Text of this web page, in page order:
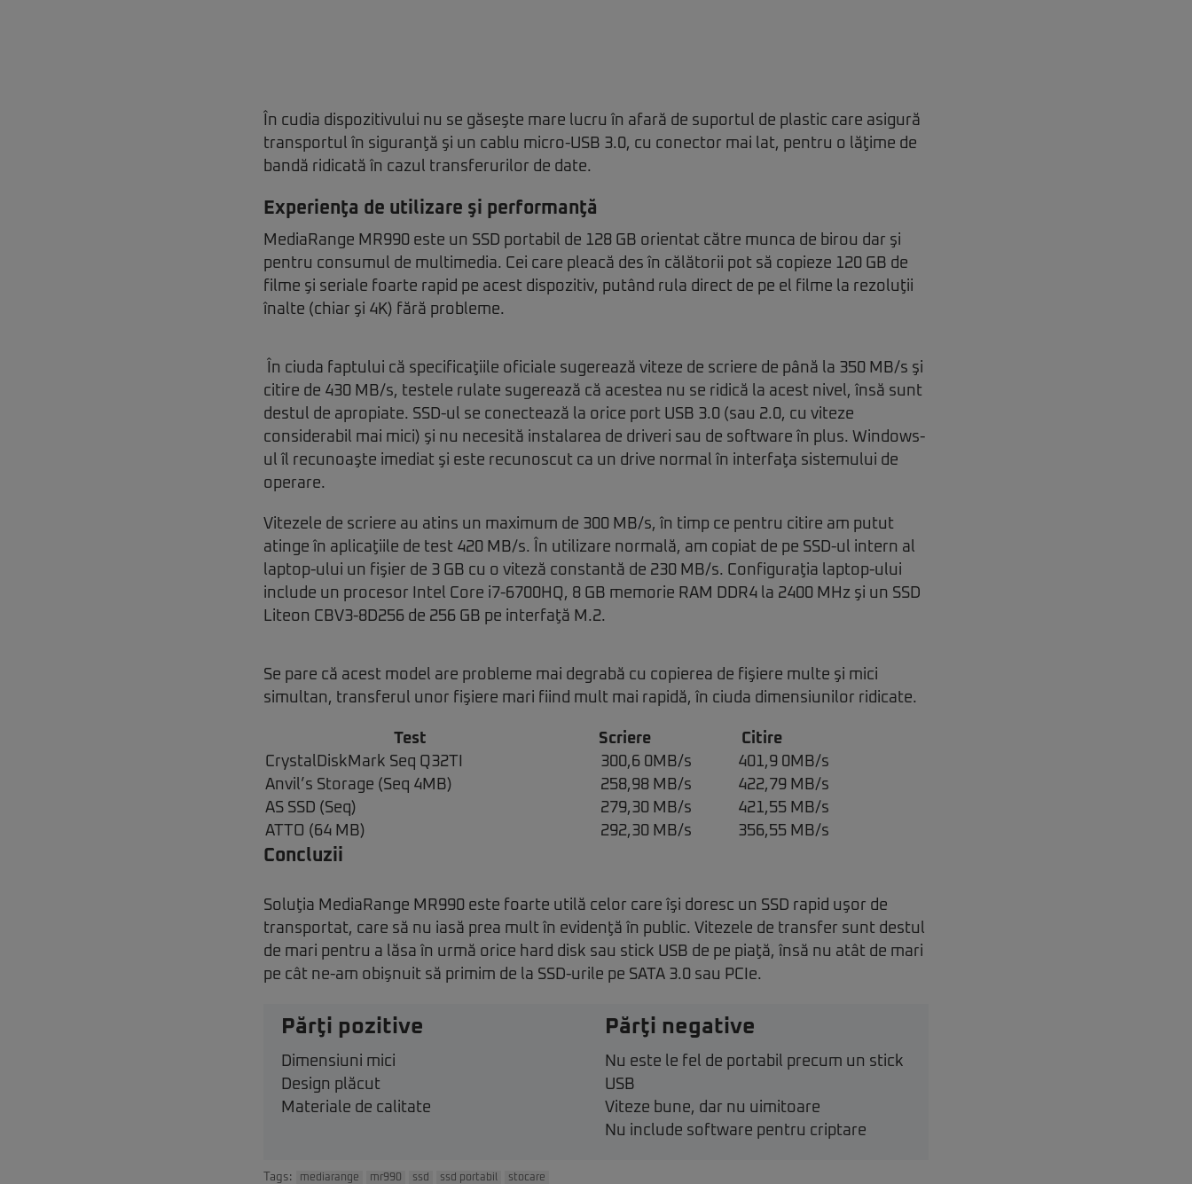
În cudia dispozitivului nu se găseşte mare lucru în afară de suportul de plastic care asigură
transportul în siguranţă şi un cablu micro-USB 3.0, cu conector mai lat, pentru o lăţime de
bandă ridicată în cazul transferurilor de date.
Experienţa de utilizare şi performanţă
MediaRange MR990 este un SSD portabil de 128 GB orientat către munca de birou dar şi
pentru consumul de multimedia. Cei care pleacă des în călătorii pot să copieze 120 GB de
filme şi seriale foarte rapid pe acest dispozitiv, putând rula direct de pe el filme la rezoluţii
înalte (chiar şi 4K) fără probleme.
În ciuda faptului că specificaţiile oficiale sugerează viteze de scriere de până la 350 MB/s şi
citire de 430 MB/s, testele rulate sugerează că acestea nu se ridică la acest nivel, însă sunt
destul de apropiate. SSD-ul se conectează la orice port USB 3.0 (sau 2.0, cu viteze
considerabil mai mici) şi nu necesită instalarea de driveri sau de software în plus. Windows-
ul îl recunoaşte imediat şi este recunoscut ca un drive normal în interfaţa sistemului de
operare.
Vitezele de scriere au atins un maximum de 300 MB/s, în timp ce pentru citire am putut
atinge în aplicaţiile de test 420 MB/s. În utilizare normală, am copiat de pe SSD-ul intern al
laptop-ului un fişier de 3 GB cu o viteză constantă de 230 MB/s. Configuraţia laptop-ului
include un procesor Intel Core i7-6700HQ, 8 GB memorie RAM DDR4 la 2400 MHz şi un SSD
Liteon CBV3-8D256 de 256 GB pe interfaţă M.2.
Se pare că acest model are probleme mai degrabă cu copierea de fişiere multe şi mici
simultan, transferul unor fişiere mari fiind mult mai rapidă, în ciuda dimensiunilor ridicate.
Test Scriere
Citire
CrystalDiskMark Seq Q32TI
300,6 0MB/s
401,9 0MB/s
Anvil’s Storage (Seq 4MB)
258,98 MB/s
422,79 MB/s
AS SSD (Seq)
279,30 MB/s
421,55 MB/s
ATTO (64 MB)
292,30 MB/s 356,55 MB/s
Concluzii
Soluţia MediaRange MR990 este foarte utilă celor care îşi doresc un SSD rapid uşor de
transportat, care să nu iasă prea mult în evidenţă în public. Vitezele de transfer sunt destul
de mari pentru a lăsa în urmă orice hard disk sau stick USB de pe piaţă, însă nu atât de mari
pe cât ne-am obişnuit să primim de la SSD-urile pe SATA 3.0 sau PCIe.
Părţi pozitive
Dimensiuni mici
Design plăcut
Materiale de calitate
Părţi negative
Nu este le fel de portabil precum un stick
USB
Viteze bune, dar nu uimitoare
Nu include software pentru criptare
Tags: mediarange mr990 ssd ssd portabil stocare